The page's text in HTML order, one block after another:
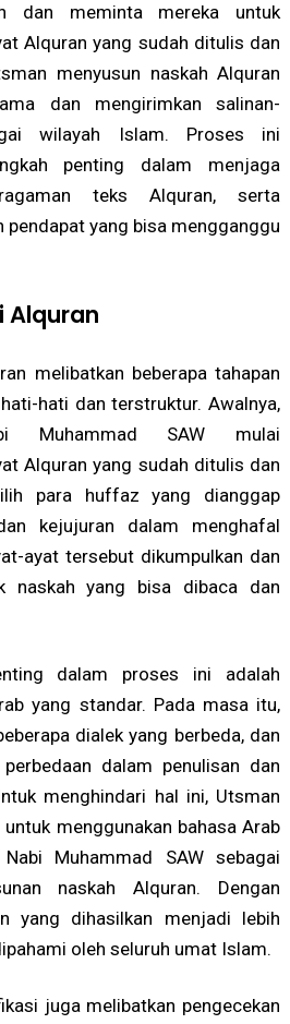
dan meminta mereka untuk
Alquran yang sudah ditulis dan
menyusun naskah Alquran
dan mengirimkan salinan-
wilayah Islam. Proses ini
penting dalam menjaga
teks Alquran, serta
pendapat yang bisa mengganggu
Alquran
melibatkan beberapa tahapan
hati dan terstruktur. Awalnya,
Muhammad SAW mulai
Alquran yang sudah ditulis dan
para huffaz yang dianggap
kejujuran dalam menghafal
ayat tersebut dikumpulkan dan
naskah yang bisa dibaca dan
dalam proses ini adalah
yang standar. Pada masa itu,
dialek yang berbeda, dan
dalam penulisan dan
menghindari hal ini, Utsman
menggunakan bahasa Arab
Muhammad SAW sebagai
naskah Alquran. Dengan
yang dihasilkan menjadi lebih
oleh seluruh umat Islam.
juga melibatkan pengecekan